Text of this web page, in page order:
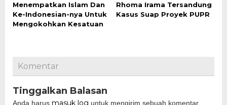
Menempatkan Islam Dan
Ke-Indonesian-nya Untuk
Mengokohkan Kesatuan
Rhoma Irama Tersandung
Kasus Suap Proyek PUPR
Komentar
Tinggalkan Balasan
Anda harus masuk log untuk mengirim sebuah komentar.